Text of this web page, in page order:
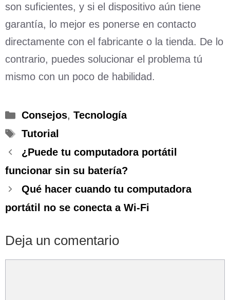
son suficientes, y si el dispositivo aún tiene
garantía, lo mejor es ponerse en contacto
directamente con el fabricante o la tienda. De lo
contrario, puedes solucionar el problema tú
mismo con un poco de habilidad.
Categorías
Consejos, Tecnología
Etiquetas
Tutorial
¿Puede tu computadora portátil
funcionar sin su batería?
Qué hacer cuando tu computadora
portátil no se conecta a Wi-Fi
Deja un comentario